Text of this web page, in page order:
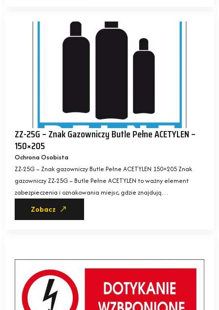
ZZ-25G – Znak Gazowniczy Butle Pełne ACETYLEN –
150×205
Ochrona Osobista
ZZ-25G – Znak gazowniczy Butle Pełne ACETYLEN 150×205 Znak
gazowniczy ZZ-25G – Butle Pełne ACETYLEN to ważny element
zabezpieczenia i oznakowania miejsc, gdzie znajdują…
Zobacz